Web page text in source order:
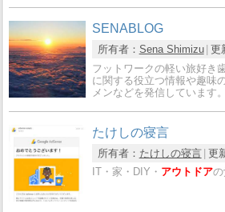
SENABLOG
所有者： Sena Shimizu 更
フットワークの軽い旅好き
に関する役立つ情報や趣味
メンなどを発信しています。
たけしの寝言
所有者： たけしの寝言 更
IT・家・DIY・ アウトドア